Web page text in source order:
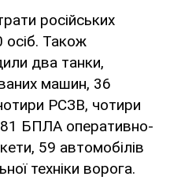
російських
осіб. Також
два танки,
машин, 36
РСЗВ, чотири
БПЛА оперативно-
59 автомобілів
техніки ворога.